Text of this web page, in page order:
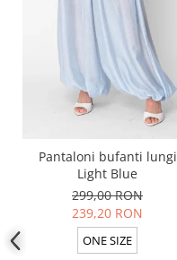
Pantaloni bufanti lungi
Light Blue
299,00 RON
239,20 RON
ONE SIZE